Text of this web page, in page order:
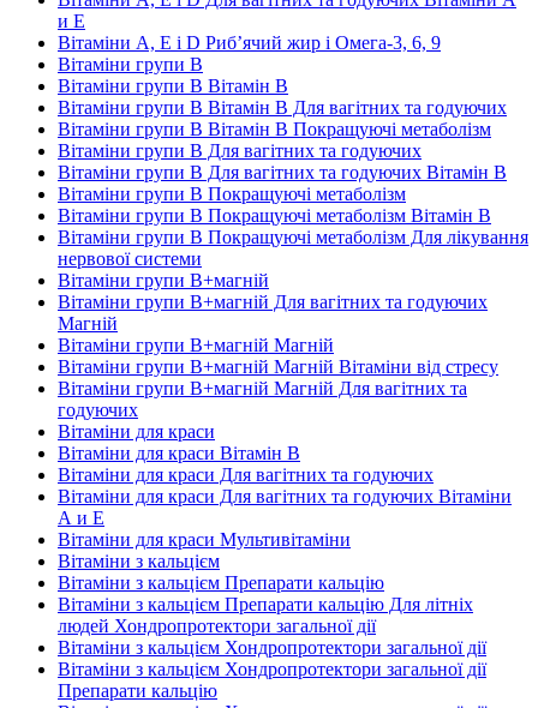
и E
Вітаміни А, Е і D Риб’ячий жир і Омега-3, 6, 9
Вітаміни групи В
Вітаміни групи В Вітамін B
Вітаміни групи В Вітамін B Для вагітних та годуючих
Вітаміни групи В Вітамін B Покращуючі метаболізм
Вітаміни групи В Для вагітних та годуючих
Вітаміни групи В Для вагітних та годуючих Вітамін B
Вітаміни групи В Покращуючі метаболізм
Вітаміни групи В Покращуючі метаболізм Вітамін B
Вітаміни групи В Покращуючі метаболізм Для лікування
нервової системи
Вітаміни групи В+магній
Вітаміни групи В+магній Для вагітних та годуючих
Магній
Вітаміни групи В+магній Магній
Вітаміни групи В+магній Магній Вітаміни від стресу
Вітаміни групи В+магній Магній Для вагітних та
годуючих
Вітаміни для краси
Вітаміни для краси Вітамін B
Вітаміни для краси Для вагітних та годуючих
Вітаміни для краси Для вагітних та годуючих Вітаміни
А и E
Вітаміни для краси Мультивітаміни
Вітаміни з кальцієм
Вітаміни з кальцієм Препарати кальцію
Вітаміни з кальцієм Препарати кальцію Для літніх
людей Хондропротектори загальної дії
Вітаміни з кальцієм Хондропротектори загальної дії
Вітаміни з кальцієм Хондропротектори загальної дії
Препарати кальцію